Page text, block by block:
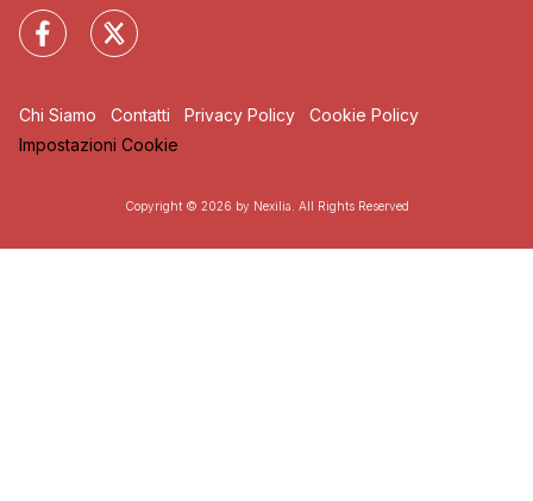
Chi Siamo Contatti Privacy Policy
Cookie Policy
Impostazioni Cookie
Copyright © 2026 by Nexilia. All Rights Reserved